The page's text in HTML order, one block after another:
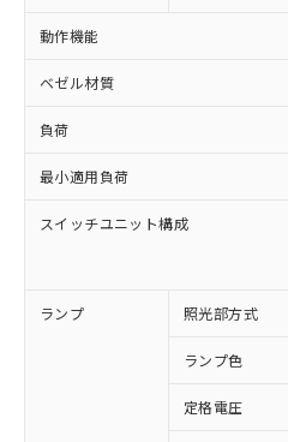
動作機能
ベゼル材質
負荷
最小適用負荷
スイッチユニット構成
ランプ 照光部方式
ランプ色
定格電圧